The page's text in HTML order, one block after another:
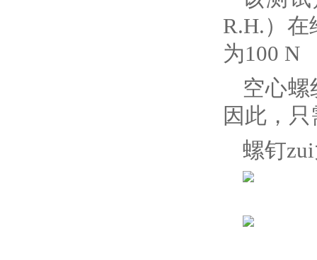
R.H.）
为100 N
空心
因此，
螺钉